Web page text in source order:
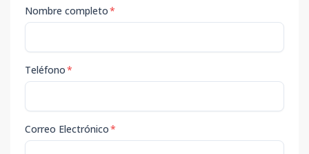
Nombre completo*
Teléfono*
Correo Electrónico*